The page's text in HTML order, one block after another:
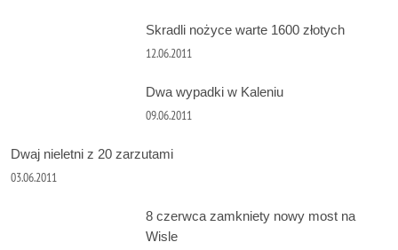
Skradli nożyce warte 1600 złotych
12.06.2011
Dwa wypadki w Kaleniu
09.06.2011
Dwaj nieletni z 20 zarzutami
03.06.2011
8 czerwca zamkniety nowy most na
Wisle